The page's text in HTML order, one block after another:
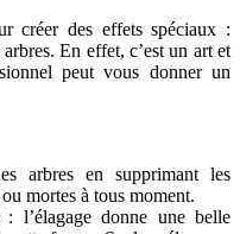
créer des effets spéciaux :
En effet, c’est un art et
peut vous donner un
arbres en supprimant les
mortes à tous moment.
: l’élagage donne une belle